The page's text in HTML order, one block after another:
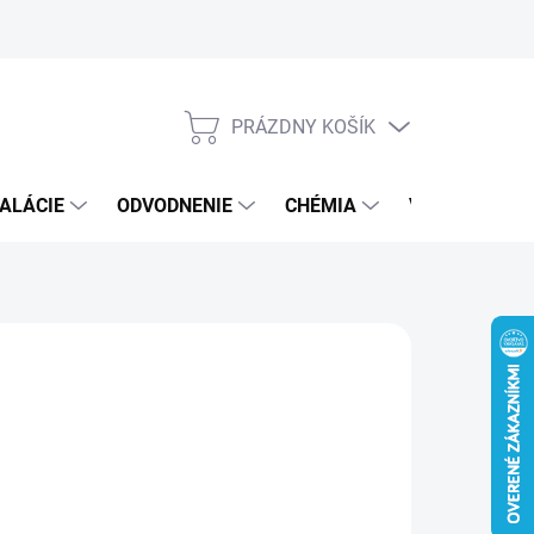
NÁKUPNÝ
PRÁZDNY KOŠÍK
ODVODNENIE CHÉMIA VEREJNÝ